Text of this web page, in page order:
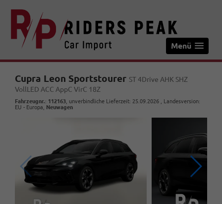
Menü
Cupra Leon Sportstourer ST 4Drive AHK SHZ
VollLED ACC AppC VirC 18Z
Fahrzeugnr.: 112163 , unverbindliche Lieferzeit: 25.09.2026 , Landesversion:
EU - Europa, Neuwagen